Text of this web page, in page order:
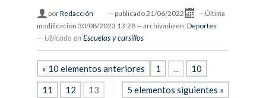
porRedacción — publicado 21/06/2022 — Última
modificación 30/08/2023 13:28 — archivado en: Deportes
Ubicado en Escuelas y cursillos
« 10 elementos anteriores
5 elementos siguientes »
1 ...
10
11
12
13